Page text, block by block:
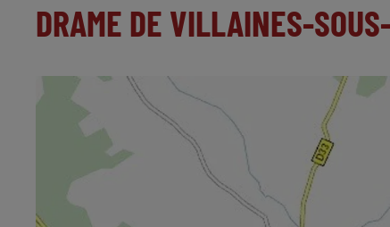
DRAME DE VILLAINES-